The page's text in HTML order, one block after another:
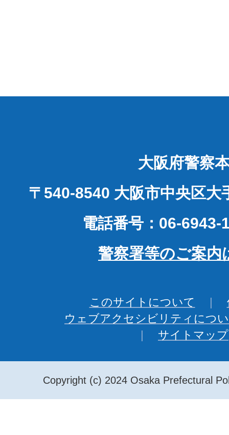
大阪府警察
〒540-8540 大阪市中央区大
電話番号：06-6943-
警察署等のご案内
このサイトについて
ウェブアクセシビリティにつ
サイトマップ
Copyright (c) 2024 Osaka Prefectural